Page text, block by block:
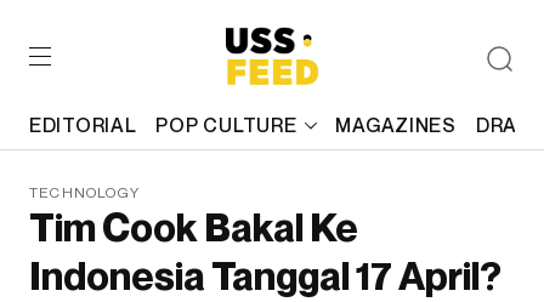
EDITORIAL POP CULTURE MAGAZINES
TECHNOLOGY
Tim Cook Bakal Ke
Indonesia Tanggal 17 April?